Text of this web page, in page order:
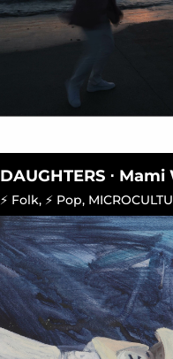
DAUGHTERS ⋅
⚡ Folk, ⚡ Pop,